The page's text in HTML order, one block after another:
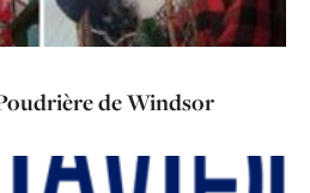
de Windsor